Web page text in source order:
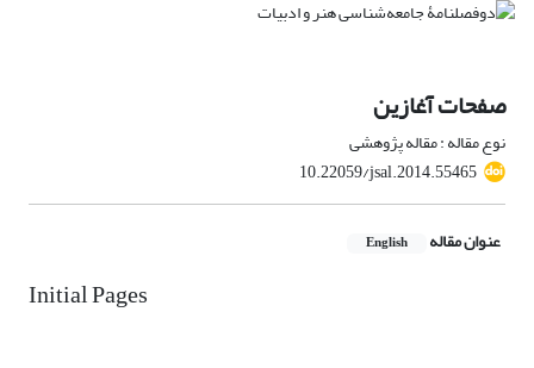
صفحات آغازین
نوع مقاله : مقاله پژوهشی
10.22059/jsal.2014.55465
عنوان مقاله English
Initial Pages